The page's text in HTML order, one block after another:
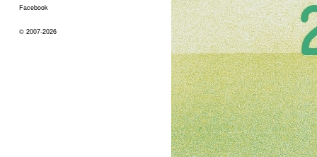
Facebook
© 2007-2026